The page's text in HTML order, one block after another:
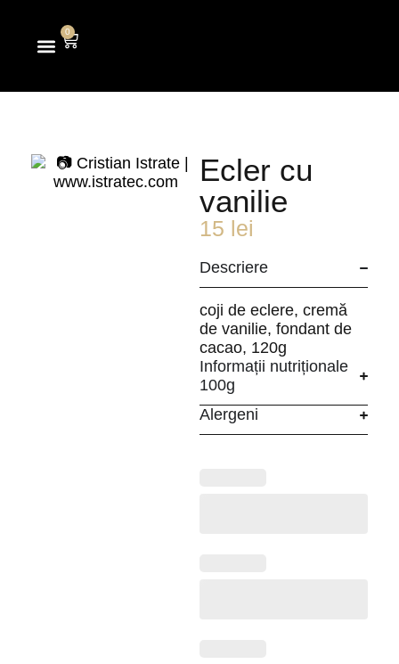
0
Ecler cu
vanilie
15 lei
Descriere
coji de eclere, cremă
de vanilie, fondant de
cacao, 120g
Informații nutriționale
100g
Alergeni